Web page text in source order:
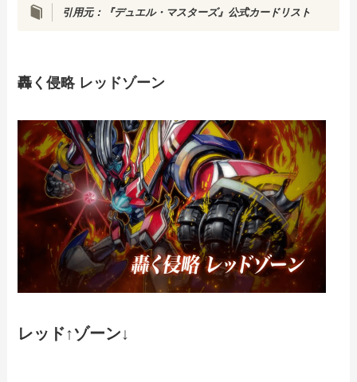
引用元：『デュエル・マスターズ』公式カードリスト
轟く侵略 レッドゾーン
レッド↑ゾーン↓